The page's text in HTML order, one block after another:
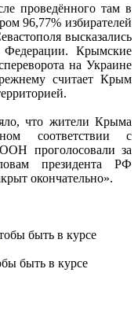
проведённого там в
96,77% избирателей
высказались
Федерации. Крымские
на Украине
считает Крым
что жители Крыма
соответствии с
проголосовали за
президента РФ
окончательно».
быть в курсе
быть в курсе